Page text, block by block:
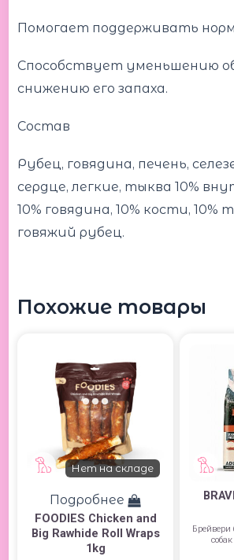
Помогает поддерживать
Способствует уменьшению
снижению его запаха.
Состав
Рубец, говядина, печень,
сердце, легкие, тыква 10%
10% говядина, 10% кости, 10%
говяжий рубец.
Похожие товары
Нет на складе
Подробнее
FOODIES Chicken and
Big Rawhide Roll Wraps
1kg
Брейвери